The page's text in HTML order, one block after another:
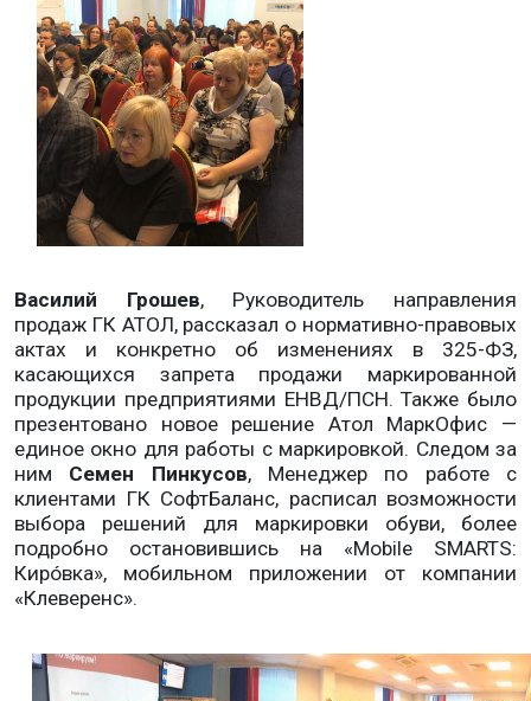
Василий Грошев, Руководитель направления
продаж ГК АТОЛ, рассказал о нормативно-правовых
актах и конкретно об изменениях в 325-ФЗ,
касающихся запрета продажи маркированной
продукции предприятиями ЕНВД/ПСН. Также было
презентовано новое решение Атол МаркОфис —
единое окно для работы с маркировкой. Следом за
ним Семен Пинкусов, Менеджер по работе с
клиентами ГК СофтБаланс, расписал возможности
выбора решений для маркировки обуви, более
подробно остановившись на «Mobile SMARTS:
Кирóвка», мобильном приложении от компании
«Клеверенс».